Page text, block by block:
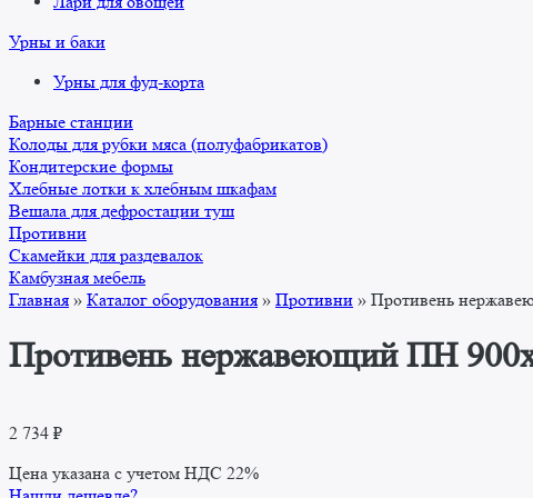
Урны и баки
Урны для фуд-корта
Барные станции
Колоды для рубки мяса (полуфабрикатов)
Кондитерские формы
Хлебные лотки к хлебным шкафам
Вешала для дефростации туш
Противни
Скамейки для раздевалок
Камбузная мебель
Главная » Каталог оборудования » Противни » Противень
Противень нержавеющий ПН
2 734 ₽
Цена указана с учетом НДС 22%